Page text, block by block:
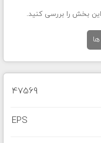
بخش را بررسی کنید.
47569
EPS